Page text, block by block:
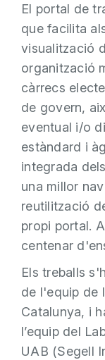
El portal de
que facilita
visualització
organització
càrrecs
de govern,
eventual i/o
estàndard i
integrada
una millor
reutilització
propi portal.
centenar
Els treballs
de l'equip de
Catalunya, i
l’equip del
UAB (Segell